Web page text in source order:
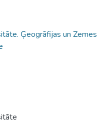
Ģeogrāfijas un Zemes